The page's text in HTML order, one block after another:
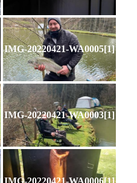
IMG-20220421-WA0005[1]
IMG-20220421-WA0003[1]
IMG-20220421-WA0006[1]